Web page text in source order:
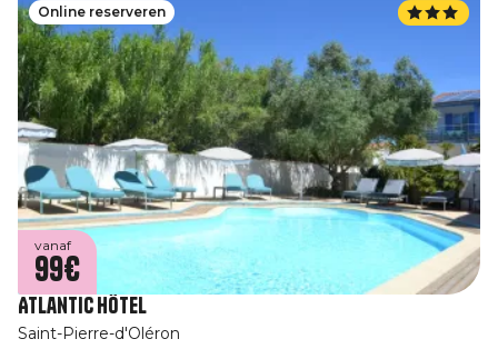
Online reserveren
vanaf
99€
Atlantic Hôtel
Saint-Pierre-d'Oléron